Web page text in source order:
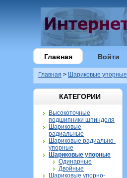
Главная Войти
Главная > Шариковые упорные
КАТЕГОРИИ
Высокоточные
подшипники шпинделя
Шариковые
радиальные
Шариковые радиально-
упорные
Шариковые упорные
Одинарные
Двойные
Шариковые упорно-